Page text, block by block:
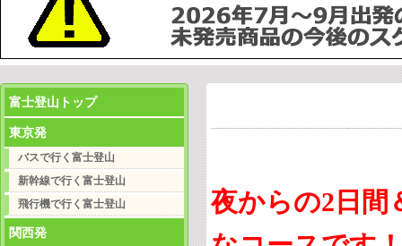
富士登山トップ
東京発
バスで行く富士登山
新幹線で行く富士登山
飛行機で行く富士登山
関西発
夜からの2日間